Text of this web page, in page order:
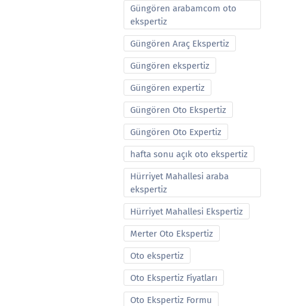
Güngören arabamcom oto
ekspertiz
Güngören Araç Ekspertiz
Güngören ekspertiz
Güngören expertiz
Güngören Oto Ekspertiz
Güngören Oto Expertiz
hafta sonu açık oto ekspertiz
Hürriyet Mahallesi araba
ekspertiz
Hürriyet Mahallesi Ekspertiz
Merter Oto Ekspertiz
Oto ekspertiz
Oto Ekspertiz Fiyatları
Oto Ekspertiz Formu